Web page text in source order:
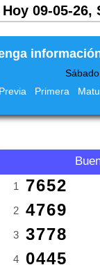
09-05-26,
Previa
Primera
1 7652
2 4769
3 3778
4 0445